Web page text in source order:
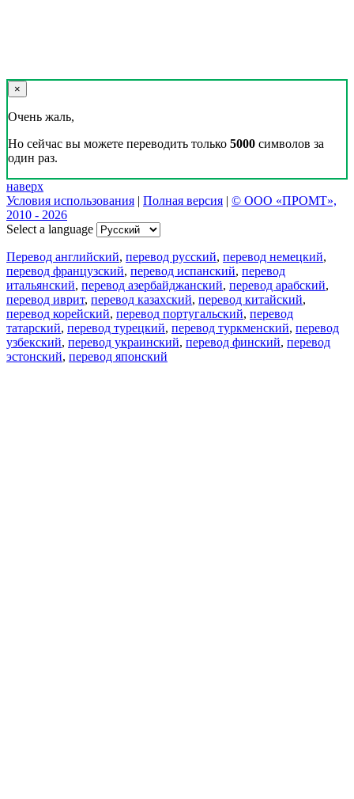
×
Очень жаль,
Но сейчас вы можете переводить только 5000 символов за
один раз.
наверх
Условия использования | Полная версия | © ООО «ПРОМТ»,
2010 - 2026
Select a language
Перевод английский, перевод русский, перевод немецкий,
перевод французский, перевод испанский, перевод
итальянский, перевод азербайджанский, перевод арабский,
перевод иврит, перевод казахский, перевод китайский,
перевод корейский, перевод португальский, перевод
татарский, перевод турецкий, перевод туркменский, перевод
узбекский, перевод украинский, перевод финский, перевод
эстонский, перевод японский